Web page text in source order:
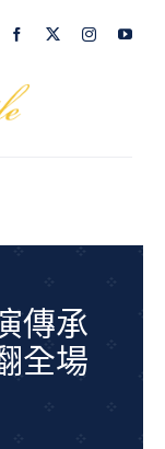
生活美學
室內設計
傳承
全場